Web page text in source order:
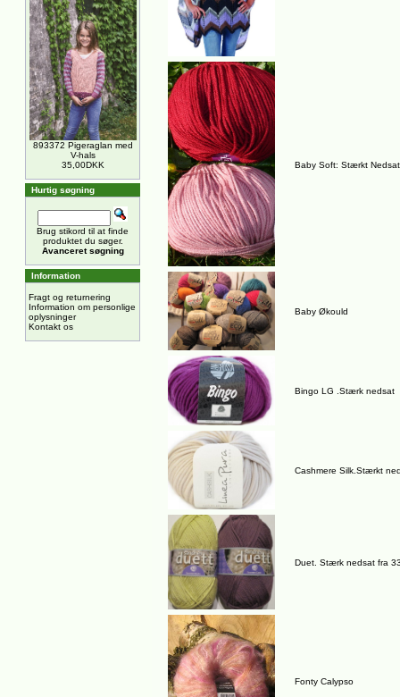
893372 Pigeraglan med
V-hals
35,00DKK
Hurtig søgning
Brug stikord til at finde
produktet du søger.
Avanceret søgning
Information
Fragt og returnering
Information om personlige
oplysninger
Kontakt os
Baby Soft: Stærkt
Baby Økould
Bingo LG .Stærk nedsat
Cashmere Silk.Stærkt
Duet. Stærk nedsat fra
Fonty Calypso